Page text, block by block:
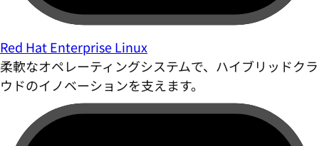
Red Hat Enterprise Linux
柔軟なオペレーティングシステムで、ハイブリッドクラ
ウドのイノベーションを支えます。